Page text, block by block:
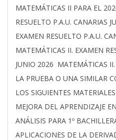
MATEMÁTICAS II PARA EL
RESUELTO P.A.U. CANARIAS
EXAMEN RESUELTO P.A.U.
MATEMÁTICAS II. EXAMEN
JUNIO 2026 MATEMÁTICAS
LA PRUEBA O UNA SIMILAR
LOS SIGUIENTES
MEJORA DEL APRENDIZAJE
ANÁLISIS PARA 1º
APLICACIONES DE LA